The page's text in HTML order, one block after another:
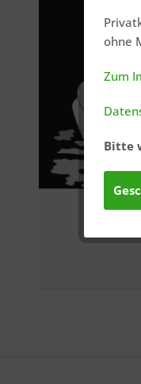
ohne
Zum
Bitte